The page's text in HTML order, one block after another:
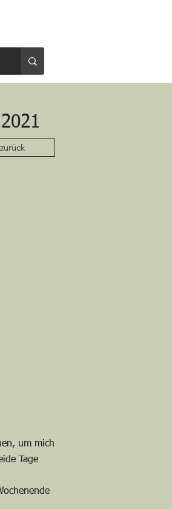
zurück
um mich
Tage